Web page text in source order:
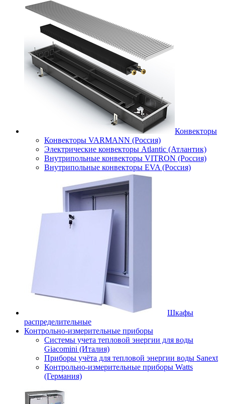
Конвекторы
Конвекторы VARMANN (Россия)
Электрические конвекторы Atlantic (Атлантик)
Внутрипольные конвекторы VITRON (Россия)
Внутрипольные конвекторы EVA (Россия)
Шкафы
распределительные
Контрольно-измерительные приборы
Системы учета тепловой энергии для воды
Giacomini (Италия)
Приборы учёта для тепловой энергии воды Sanext
Контрольно-измерительные приборы Watts
(Германия)